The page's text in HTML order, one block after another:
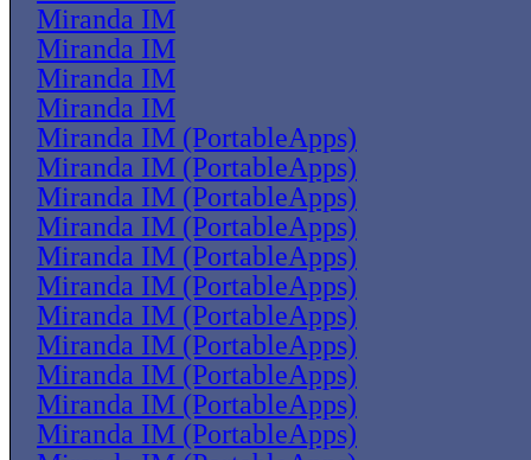
Miranda IM
Miranda IM
Miranda IM
Miranda IM
Miranda IM (PortableApps)
Miranda IM (PortableApps)
Miranda IM (PortableApps)
Miranda IM (PortableApps)
Miranda IM (PortableApps)
Miranda IM (PortableApps)
Miranda IM (PortableApps)
Miranda IM (PortableApps)
Miranda IM (PortableApps)
Miranda IM (PortableApps)
Miranda IM (PortableApps)